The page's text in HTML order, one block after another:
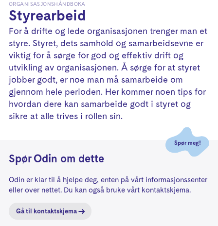
ORGANISASJONSHÅNDBOKA
Styrearbeid
For å drifte og lede organisasjonen trenger man et
styre. Styret, dets samhold og samarbeidsevne er
viktig for å sørge for god og effektiv drift og
utvikling av organisasjonen. Å sørge for at styret
jobber godt, er noe man må samarbeide om
gjennom hele perioden. Her kommer noen tips for
hvordan dere kan samarbeide godt i styret og
sikre at alle trives i rollen sin.
SpørOdin om dette
Odin er klar til å hjelpe deg, enten på vårt informasjonssenter
eller over nettet. Du kan også bruke vårt kontaktskjema.
Gå til kontaktskjema
Spør meg!